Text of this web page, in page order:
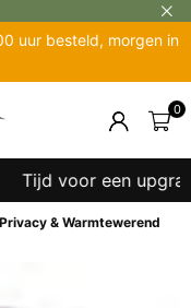
uur besteld, morgen in
0
voor een
& Warmtewerend